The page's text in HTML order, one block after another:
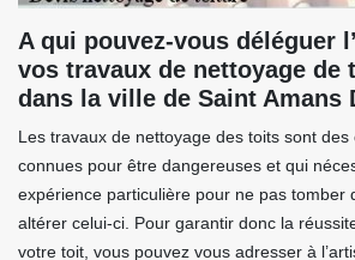
A qui pouvez-vous déléguer
vos travaux de nettoyage de
dans la ville de Saint Amans
Les travaux de nettoyage des toits sont
connues pour être dangereuses et qui
expérience particulière pour ne pas tomber
altérer celui-ci. Pour garantir donc la
votre toit, vous pouvez vous adresser à